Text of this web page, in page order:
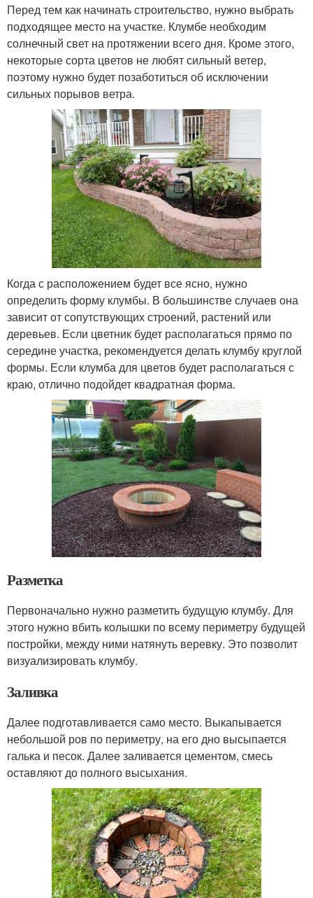
Перед тем как начинать строительство, нужно выбрать
подходящее место на участке. Клумбе необходим
солнечный свет на протяжении всего дня. Кроме этого,
некоторые сорта цветов не любят сильный ветер,
поэтому нужно будет позаботиться об исключении
сильных порывов ветра.
Когда с расположением будет все ясно, нужно
определить форму клумбы. В большинстве случаев она
зависит от сопутствующих строений, растений или
деревьев. Если цветник будет располагаться прямо по
середине участка, рекомендуется делать клумбу круглой
формы. Если клумба для цветов будет располагаться с
краю, отлично подойдет квадратная форма.
Разметка
Первоначально нужно разметить будущую клумбу. Для
этого нужно вбить колышки по всему периметру будущей
постройки, между ними натянуть веревку. Это позволит
визуализировать клумбу.
Заливка
Далее подготавливается само место. Выкапывается
небольшой ров по периметру, на его дно высыпается
галька и песок. Далее заливается цементом, смесь
оставляют до полного высыхания.